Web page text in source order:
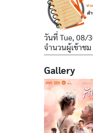
วันที่Tue, 08/
จำนวนผู้เข้าชม
Gallery